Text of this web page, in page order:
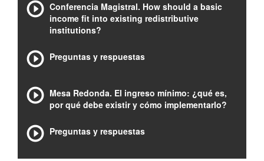
Conferencia Magistral. How should a basic
income fit into existing redistributive
institutions?
Preguntas y respuestas
Mesa Redonda. El ingreso mínimo: ¿qué es,
por qué debe existir y cómo implementarlo?
Preguntas y respuestas